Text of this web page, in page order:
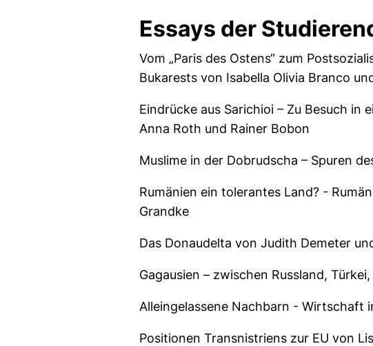
Essays der
Vom „Paris des Ostens“ zum
Bukarests von Isabella Olivia Branco
Eindrücke aus Sarichioi – Zu Besuch in
Anna Roth und Rainer Bobon
Muslime in der Dobrudscha – Spuren
Rumänien ein tolerantes Land? -
Grandke
Das Donaudelta von Judith Demeter
Gagausien – zwischen Russland,
Alleingelassene Nachbarn - Wirtschaft
Positionen Transnistriens zur EU von